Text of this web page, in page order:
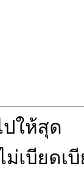
ปให้สุด
ม่เบียดเ